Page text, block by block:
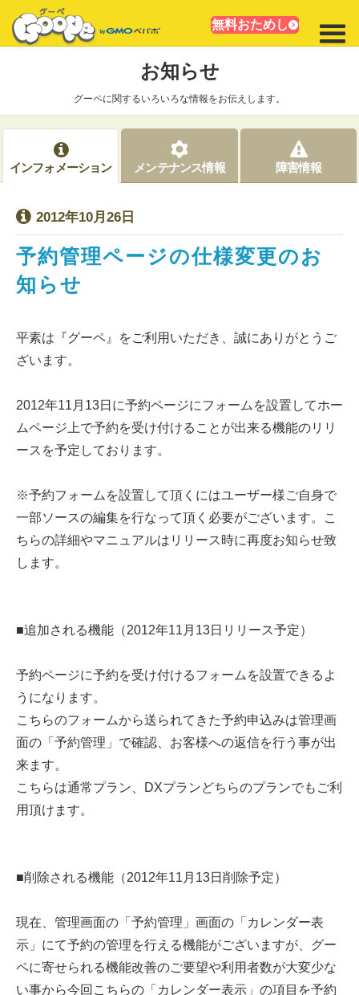
無料おためし
お知らせ
グーペに関するいろいろな情報をお伝えします。
インフォメーション メンテナンス情報 障害情報
2012年10月26日
予約管理ページの仕様変更のお
知らせ
平素は『グーペ』をご利用いただき、誠にありがとうご
ざいます。
2012年11月13日に予約ページにフォームを設置してホー
ムページ上で予約を受け付けることが出来る機能のリリ
ースを予定しております。
※予約フォームを設置して頂くにはユーザー様ご自身で
一部ソースの編集を行なって頂く必要がございます。こ
ちらの詳細やマニュアルはリリース時に再度お知らせ致
します。
■追加される機能（2012年11月13日リリース予定）
予約ページに予約を受け付けるフォームを設置できるよ
うになります。
こちらのフォームから送られてきた予約申込みは管理画
面の「予約管理」で確認、お客様への返信を行う事が出
来ます。
こちらは通常プラン、DXプランどちらのプランでもご利
用頂けます。
■削除される機能（2012年11月13日削除予定）
現在、管理画面の「予約管理」画面の「カレンダー表
示」にて予約の管理を行える機能がございますが、グー
ペに寄せられる機能改善のご要望や利用者数が大変少な
い事から今回こちらの「カレンダー表示」の項目を予約